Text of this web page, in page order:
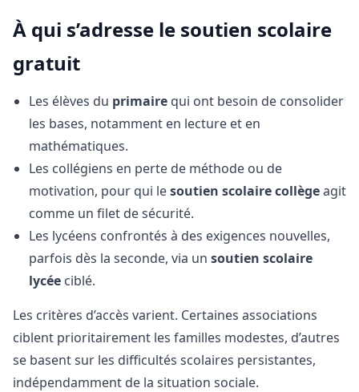
À qui s’adresse le soutien scolaire
gratuit
Les élèves du primaire qui ont besoin de consolider
les bases, notamment en lecture et en
mathématiques.
Les collégiens en perte de méthode ou de
motivation, pour qui lesoutien scolaire collègeagit
comme un filet de sécurité.
Les lycéens confrontés à des exigences nouvelles,
parfois dès la seconde, via un soutien scolaire
lycée ciblé.
Les critères d’accès varient. Certaines associations
ciblent prioritairement les familles modestes, d’autres
se basent sur les difficultés scolaires persistantes,
indépendamment de la situation sociale.